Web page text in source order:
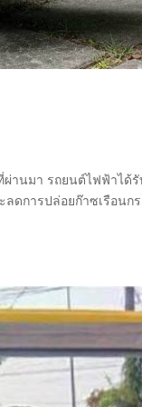
านมา รถยนต์ไฟฟ้าได้
การปล่อยก๊าซเรือนก